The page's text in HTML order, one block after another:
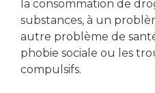
la consommation de
substances, à un
autre problème de
phobie sociale ou les
compulsifs.